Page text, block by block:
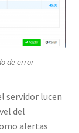
de error
servidor lucen
del
alertas